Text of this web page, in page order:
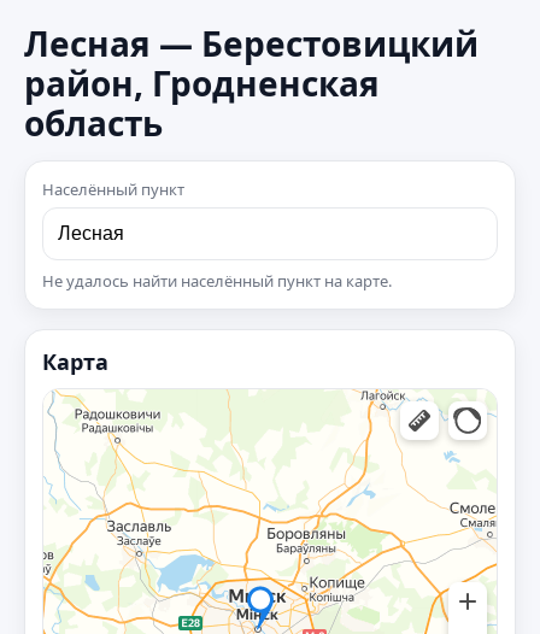
Лесная — Берестовицкий
район, Гродненская
область
Населённый пункт
Не удалось найти населённый пункт на карте.
Карта